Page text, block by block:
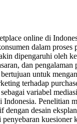
online di
dalam proses
dipengaruhi oleh
dan pengalaman
untuk
terhadap
variabel
Indonesia. Penelitian
dengan desain
kuesioner